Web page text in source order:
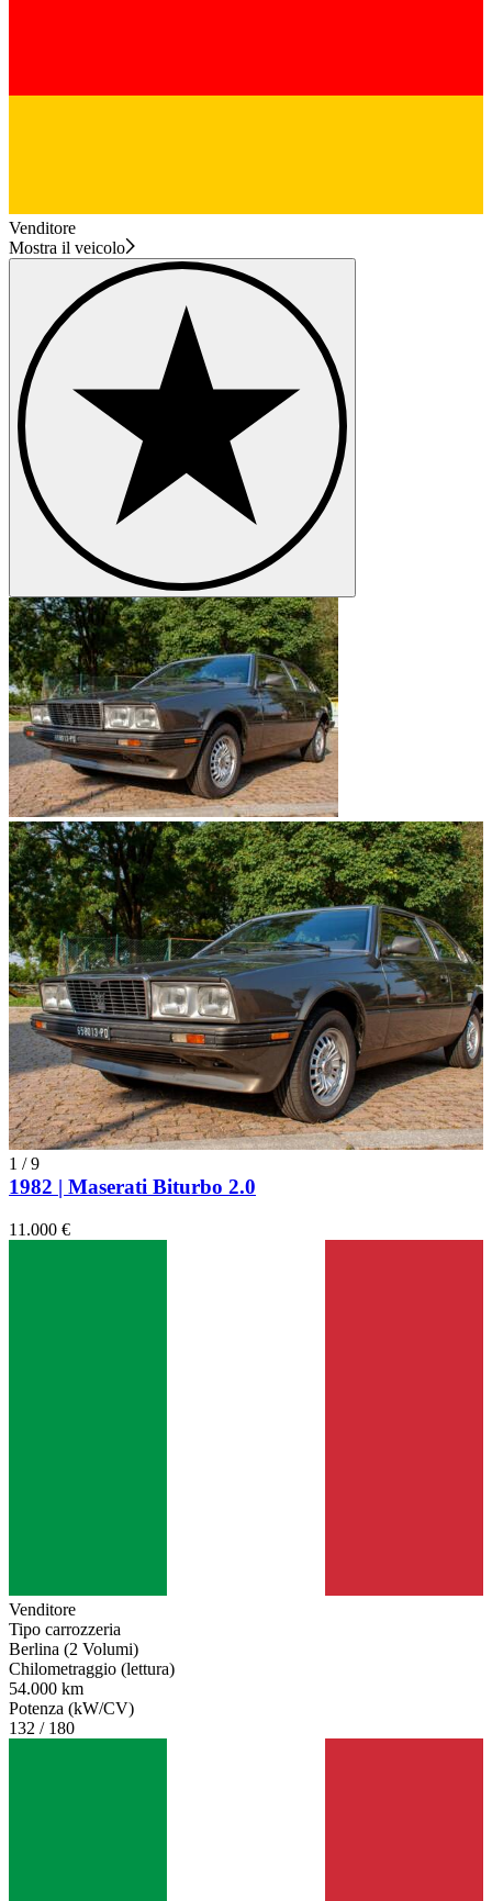
Venditore
Mostra il veicolo
1 /9
1982 | Maserati Biturbo 2.0
11.000 €
Venditore
Tipo carrozzeria
Berlina (2 Volumi)
Chilometraggio (lettura)
54.000 km
Potenza (kW/CV)
132 / 180